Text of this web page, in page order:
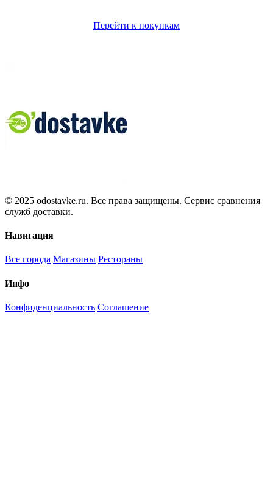
Перейти к покупкам
© 2025 odostavke.ru. Все права защищены. Сервис сравнения
служб доставки.
Навигация
Все города Магазины Рестораны
Инфо
Конфиденциальность Соглашение